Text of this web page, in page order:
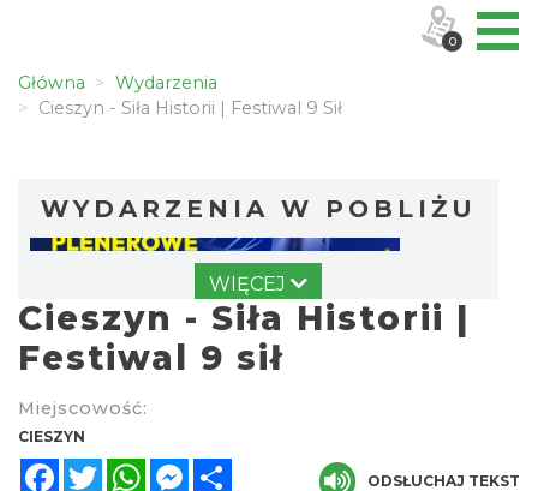
Główna
Wydarzenia
Cieszyn - Siła Historii | Festiwal 9 Sił
WYDARZENIA W POBLIŻU
Cieszyn
WIĘCEJ
Cieszyn - Siła Historii |
Festiwal 9 sił
Miejscowość:
CIESZYN
FacebookTwitterWhatsAppMessenger
ODSŁUCHAJ TEKST
0